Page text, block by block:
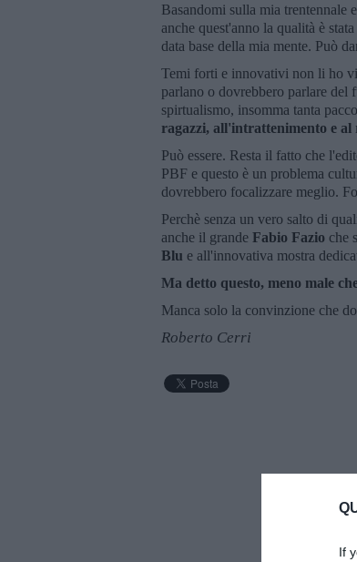
If
Basandomi sulla mia trentennale
anche quest'anno la qualità è
data base della mia mente. Può
Temi forti e innovativi non li ho
parlano o dovrebbero parlare del
spirtualismo, insomma tanta
ragazzi, all'intrattenimento e
Può essere. Resta il fatto che
PBF e questo è un problema
dovrebbero focalizzare meglio.
Perchè senza un vero salto di
anche il grande Fabio Fazio che
Blu e all'innovativa mostra
Ma detto questo, meno male
Manca solo la convinzione che
Roberto Cerri